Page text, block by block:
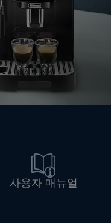
사용자 매뉴얼